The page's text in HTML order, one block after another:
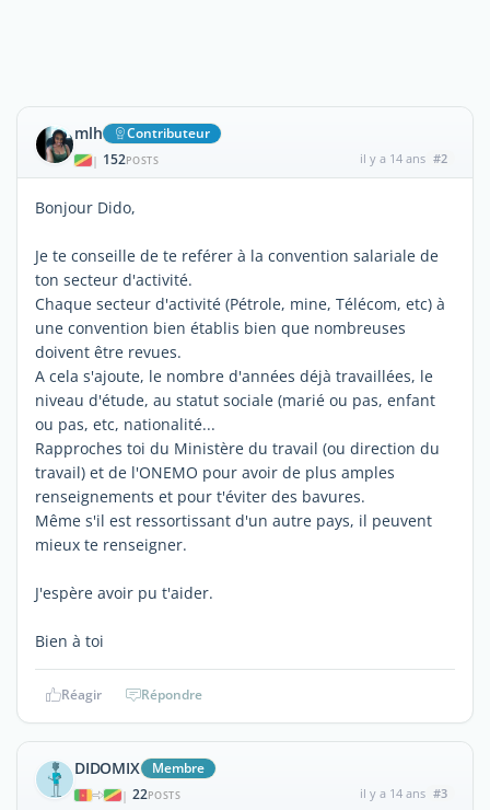
mlh Contributeur
| 152POSTS il y a 14 ans #2
Bonjour Dido,
Je te conseille de te reférer à la convention salariale de
ton secteur d'activité.
Chaque secteur d'activité (Pétrole, mine, Télécom, etc) à
une convention bien établis bien que nombreuses
doivent être revues.
A cela s'ajoute, le nombre d'années déjà travaillées, le
niveau d'étude, au statut sociale (marié ou pas, enfant
ou pas, etc, nationalité...
Rapproches toi du Ministère du travail (ou direction du
travail) et de l'ONEMO pour avoir de plus amples
renseignements et pour t'éviter des bavures.
Même s'il est ressortissant d'un autre pays, il peuvent
mieux te renseigner.
J'espère avoir pu t'aider.
Bien à toi
Réagir Répondre
DIDOMIX Membre
| 22POSTS il y a 14 ans #3